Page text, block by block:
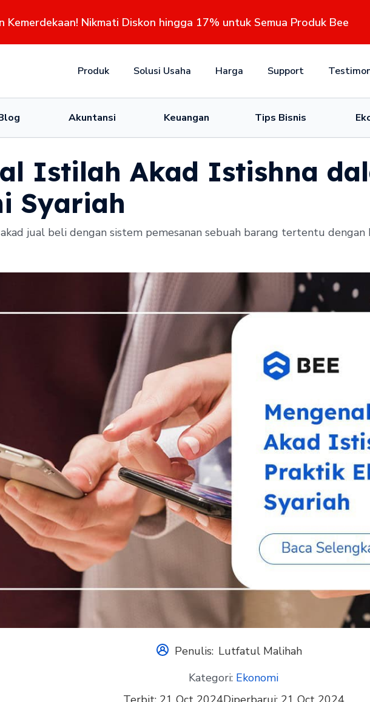
Kemerdekaan! Nikmati Diskon hingga 17% untuk Semua Produk Bee
Produk Solusi Usaha Harga Support
Akuntansi Keuangan Tips Bisnis
Istilah Akad Istishna
Syariah
jual beli dengan sistem pemesanan sebuah barang tertentu
Penulis: Lutfatul Malihah
Kategori: Ekonomi